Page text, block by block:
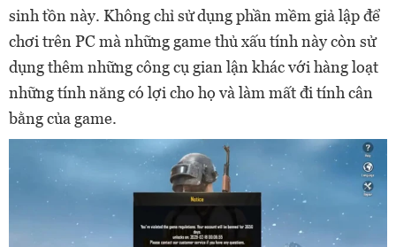
sinh tồn này. Không chỉ sử dụng phần mềm giả lập để
chơi trên PC mà những game thủ xấu tính này còn sử
dụng thêm những công cụ gian lận khác với hàng loạt
những tính năng có lợi cho họ và làm mất đi tính cân
bằng của game.